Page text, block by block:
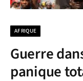
AFRIQUE
Guerre
panique